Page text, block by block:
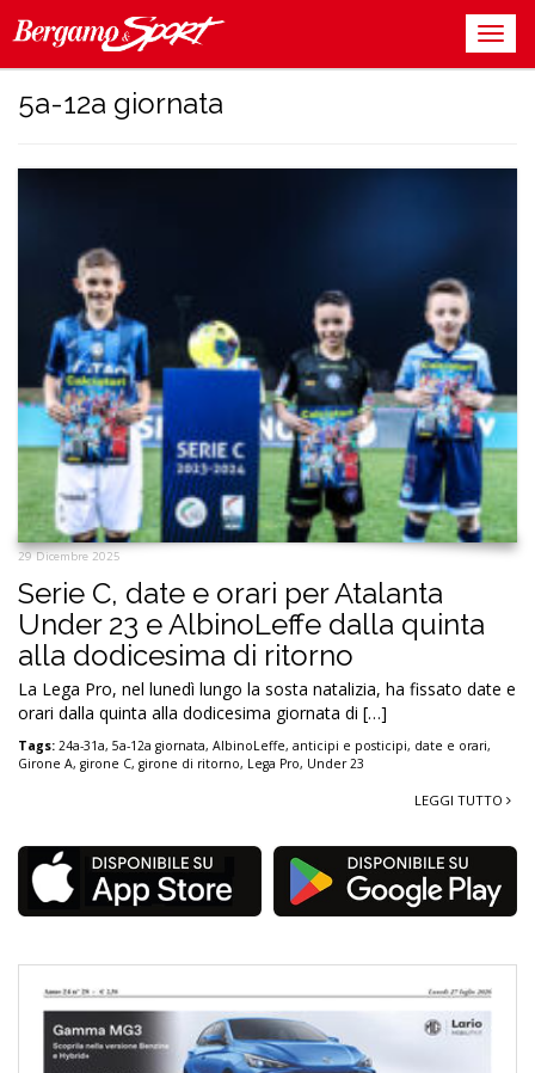
5a-12a giornata
29 Dicembre 2025
Serie C, date e orari per Atalanta
Under 23 e AlbinoLeffe dalla quinta
alla dodicesima di ritorno
La Lega Pro, nel lunedì lungo la sosta natalizia, ha fissato date e
orari dalla quinta alla dodicesima giornata di […]
Tags: 24a-31a, 5a-12a giornata, AlbinoLeffe, anticipi e posticipi, date e orari,
Girone A, girone C, girone di ritorno, Lega Pro, Under 23
LEGGI TUTTO